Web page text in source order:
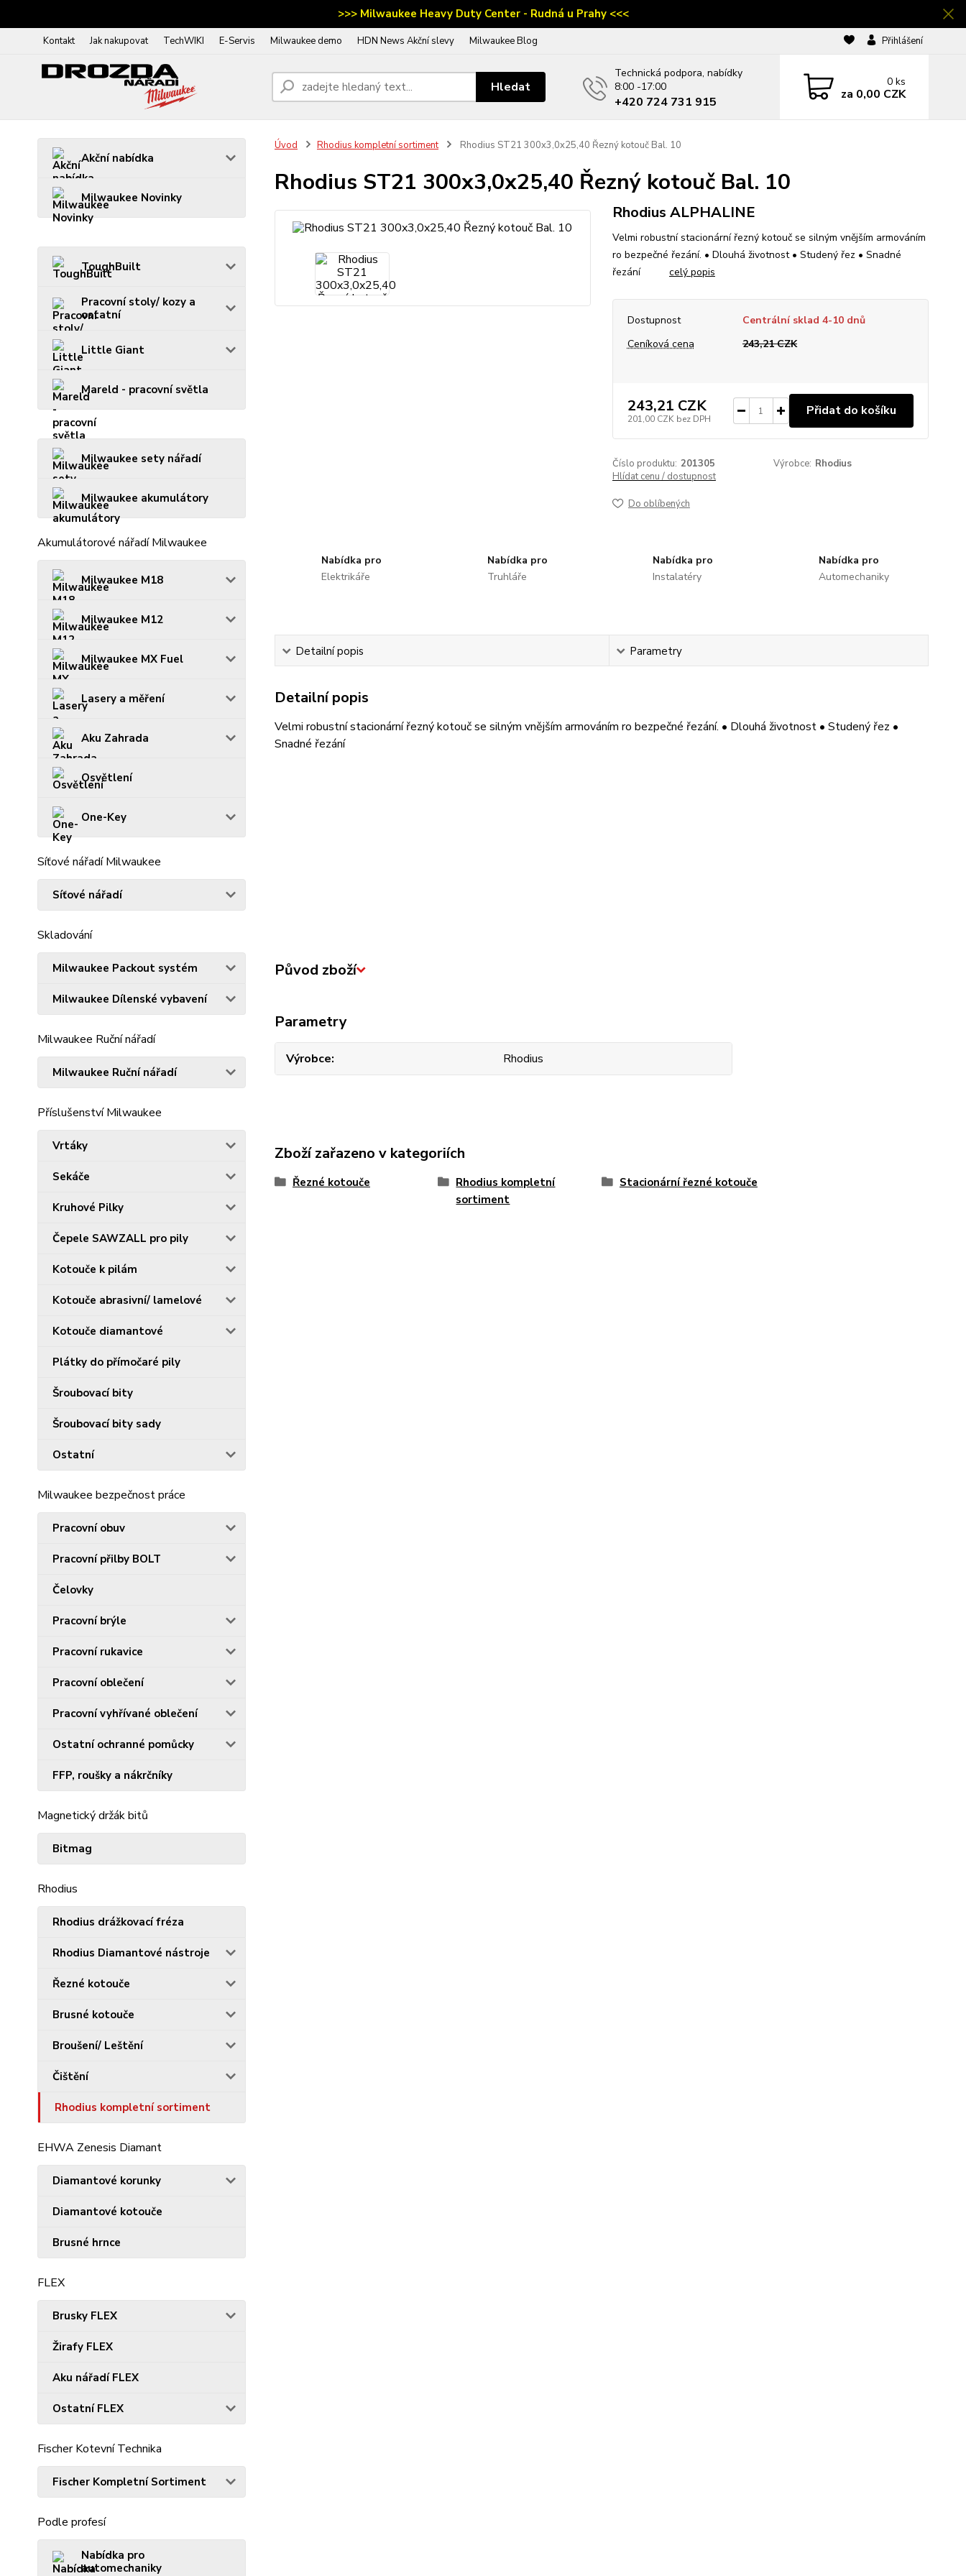
>>> Milwaukee Heavy Duty Center - Rudná u Prahy <<<
Kontakt Jak nakupovat TechWIKI E-Servis Milwaukee demo HDN News Akční slevy Milwaukee Blog Přihlášení
Hledat
Technická podpora, nabídky
8:00 -17:00
‭+420 724 731 915
0 ks
za 0,00 CZK
Akční nabídka
Milwaukee Novinky
ToughBuilt
Pracovní stoly/ kozy a
ostatní
Little Giant
Mareld - pracovní světla
Milwaukee sety nářadí
Milwaukee akumulátory
Akumulátorové nářadí Milwaukee
Milwaukee M18
Milwaukee M12
Milwaukee MX Fuel
Lasery a měření
Aku Zahrada
Osvětlení
One-Key
Síťové nářadí Milwaukee
Síťové nářadí
Skladování
Milwaukee Packout systém
Milwaukee Dílenské vybavení
Milwaukee Ruční nářadí
Milwaukee Ruční nářadí
Příslušenství Milwaukee
Vrtáky
Sekáče
Kruhové Pilky
Čepele SAWZALL pro pily
Kotouče k pilám
Kotouče abrasivní/ lamelové
Kotouče diamantové
Plátky do přímočaré pily
Šroubovací bity
Šroubovací bity sady
Ostatní
Milwaukee bezpečnost práce
Pracovní obuv
Pracovní přilby BOLT
Čelovky
Pracovní brýle
Pracovní rukavice
Pracovní oblečení
Pracovní vyhřívané oblečení
Ostatní ochranné pomůcky
FFP, roušky a nákrčníky
Magnetický držák bitů
Bitmag
Rhodius
Rhodius drážkovací fréza
Rhodius Diamantové nástroje
Řezné kotouče
Brusné kotouče
Broušení/ Leštění
Čištění
Rhodius kompletní sortiment
EHWA Zenesis Diamant
Diamantové korunky
Diamantové kotouče
Brusné hrnce
FLEX
Brusky FLEX
Žirafy FLEX
Aku nářadí FLEX
Ostatní FLEX
Fischer Kotevní Technika
Fischer Kompletní Sortiment
Podle profesí
Nabídka pro
automechaniky
Úvod Rhodius kompletní sortiment Rhodius ST21 300x3,0x25,40 Řezný kotouč Bal. 10
Rhodius ST21 300x3,0x25,40 Řezný kotouč Bal. 10
Rhodius ALPHALINE
Velmi robustní stacionární řezný kotouč se silným vnějším armováním
ro bezpečné řezání. • Dlouhá životnost • Studený řez • Snadné
řezání celý popis
Dostupnost
Centrální sklad 4-10 dnů
Ceníková cena
243,21 CZK
243,21 CZK
201,00 CZK bez DPH
Přidat do košíku
Číslo produktu: 201305 Výrobce: Rhodius
Hlídat cenu / dostupnost
Do oblíbených
Nabídka pro
Elektrikáře
Nabídka pro
Truhláře
Nabídka pro
Instalatéry
Nabídka pro
Automechaniky
Detailní popis Parametry
Detailní popis
Velmi robustní stacionární řezný kotouč se silným vnějším armováním ro bezpečné řezání. • Dlouhá životnost • Studený řez •
Snadné řezání
Původ zboží
Parametry
Výrobce Rhodius
Zboží zařazeno v kategoriích
Řezné kotouče
Rhodius kompletní
sortiment
Stacionární řezné kotouče